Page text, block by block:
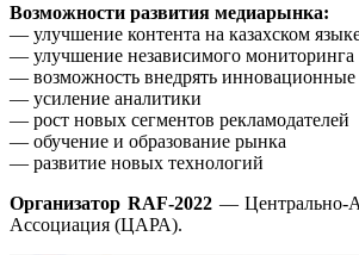
Возможности развития медиарынка:
— улучшение контента на казахском
— улучшение независимого мониторинга
— возможность внедрять
— усиление аналитики
— рост новых сегментов рекламодателей
— обучение и образование рынка
— развитие новых технологий
Организатор RAF-2022— Центрально-
Ассоциация (ЦАРА).